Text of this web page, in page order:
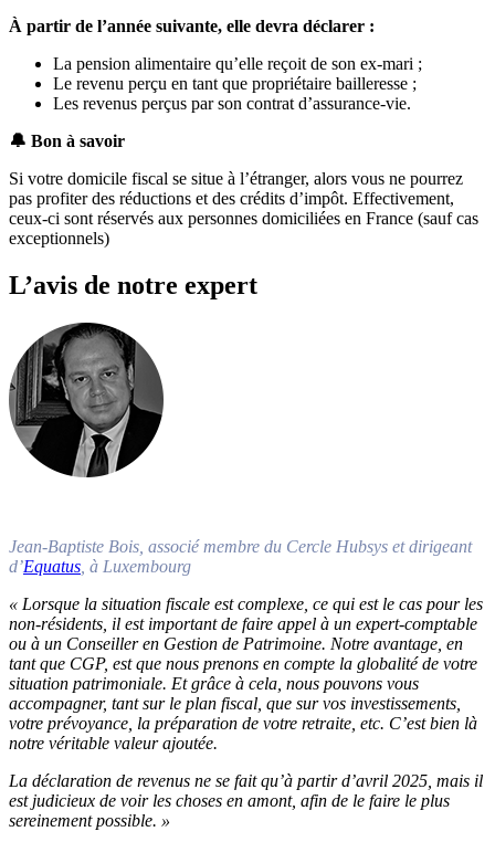
À partir de l’année suivante, elle devra déclarer :
La pension alimentaire qu’elle reçoit de son ex-mari ;
Le revenu perçu en tant que propriétaire bailleresse ;
Les revenus perçus par son contrat d’assurance-vie.
🔔 ​Bon à savoir
Si votre domicile fiscal se situe à l’étranger, alors vous ne pourrez
pas profiter des réductions et des crédits d’impôt. Effectivement,
ceux-ci sont réservés aux personnes domiciliées en France (sauf cas
exceptionnels)
L’avis de notre expert
Jean-Baptiste Bois, associé membre du Cercle Hubsys et dirigeant
d’Equatus , à Luxembourg
« Lorsque la situation fiscale est complexe, ce qui est le cas pour les
non-résidents, il est important de faire appel à un expert-comptable
ou à un Conseiller en Gestion de Patrimoine. Notre avantage, en
tant que CGP, est que nous prenons en compte la globalité de votre
situation patrimoniale. Et grâce à cela, nous pouvons vous
accompagner, tant sur le plan fiscal, que sur vos investissements,
votre prévoyance, la préparation de votre retraite, etc. C’est bien là
notre véritable valeur ajoutée.
La déclaration de revenus ne se fait qu’à partir d’avril 2025, mais il
est judicieux de voir les choses en amont, afin de le faire le plus
sereinement possible. »